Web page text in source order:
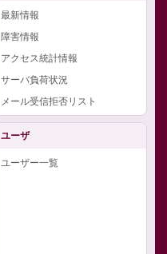
最新情報
障害情報
アクセス統計情報
サーバ負荷状況
メール受信拒否リスト
ユーザ
ユーザー一覧